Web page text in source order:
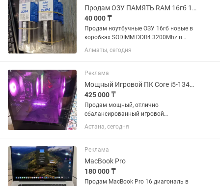
Продам ОЗУ ПАМЯТЬ RAM 16гб 16gb новые в количестве
40 000 ₸
Продам ноутбучные ОЗУ 16гб новые в
коробках SODIMM DDR4 3200Mhz в
количестве по 40000тыс есть 14 штук
лотом немного уступлю Алматы мкр
Алматы, сегодня
Реклама
Мощный Игровой ПК Core i5-13400F / RTX 4060 Ti 8GB / 16GB DDR5 XPG
425 000 ₸
Продам мощный, отлично
сбалансированный игровой
компьютер в идеальном состоянии.
Собрана ультимативная игровая
платформе DDR5. Компьютер работает
абсолютно...
Астана, сегодня
Реклама
MacBook Pro
180 000 ₸
Продам MacBook Pro 16 диагональ в